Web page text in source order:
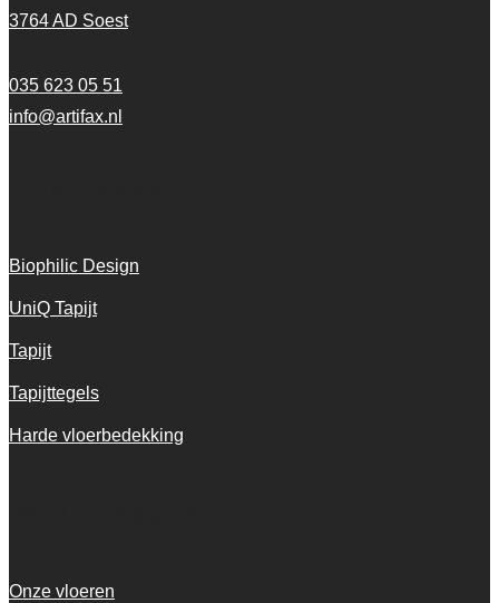
3764 AD Soest
035 623 05 51
info@artifax.nl
Biophilic Design
UniQ Tapijt
Tapijt
Tapijttegels
Harde vloerbedekking
Onze vloeren